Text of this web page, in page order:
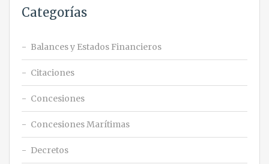
Categorías
Balances y Estados Financieros
Citaciones
Concesiones
Concesiones Marítimas
Decretos